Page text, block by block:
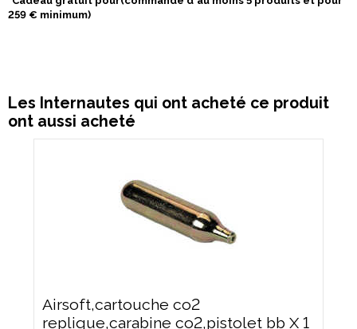
259 € minimum)
Les Internautes qui ont acheté ce produit
ont aussi acheté
Airsoft,cartouche co2
replique,carabine co2,pistolet bb X 1